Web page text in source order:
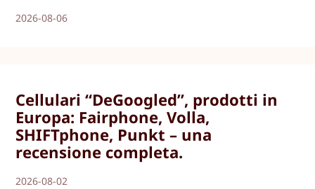
2026-08-06
Cellulari “DeGoogled”, prodotti in
Europa: Fairphone, Volla,
SHIFTphone, Punkt – una
recensione completa.
2026-08-02